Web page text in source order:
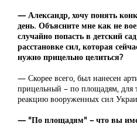
— Александр, хочу понять
день. Объясните мне как не
случайно попасть в детский
расстановке сил, которая
нужно прицельно целиться?
— Скорее всего, был нанесен
прицельный – по площадям, для
реакцию вооруженных сил
— "По площадям" – что вы